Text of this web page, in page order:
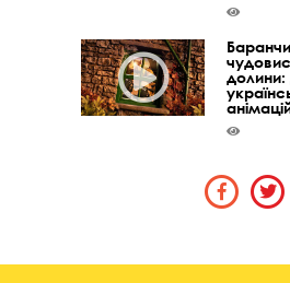
долини: